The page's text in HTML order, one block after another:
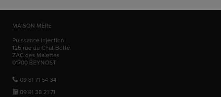
MAISON MÈRE
Puissance Injection
125 rue du Chat Botté
ZAC des Malettes
01700 BEYNOST
09 81 71 54 34
09 81 38 21 71